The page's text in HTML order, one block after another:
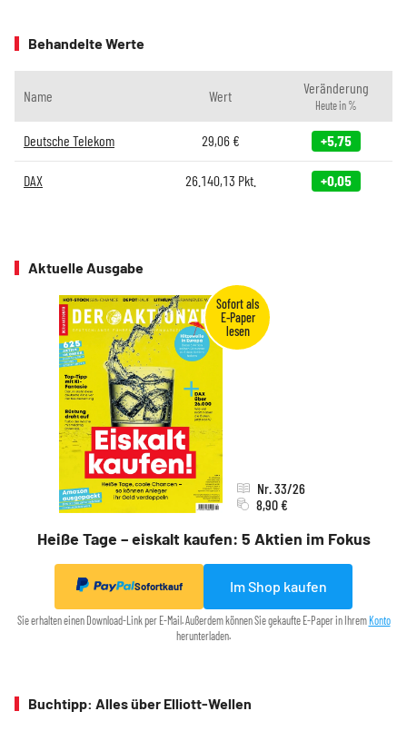
Behandelte Werte
Name Wert Veränderung
Heute in %
Deutsche Telekom 29,06€ +5,75
DAX 26.140,13 Pkt. +0,05
Aktuelle Ausgabe
Heiße Tage – eiskalt kaufen: 5 Aktien im Fokus
Nr. 33/26
8,90 €
Sofortkauf Im Shop kaufen
Sie erhalten einen Download-Link per E-Mail. Außerdem können Sie gekaufte E-Paper in IhremKonto
herunterladen.
Buchtipp: Alles über Elliott-Wellen